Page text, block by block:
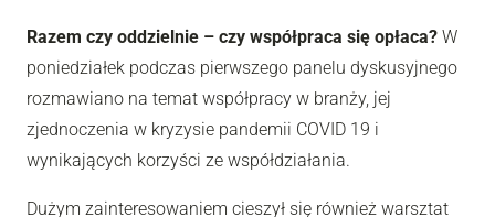
Razem czy oddzielnie – czy współpraca się opłaca? W
poniedziałek podczas pierwszego panelu dyskusyjnego
rozmawiano na temat współpracy w branży, jej
zjednoczenia w kryzysie pandemii COVID 19 i
wynikających korzyści ze współdziałania.
Dużym zainteresowaniem cieszył się również warsztat